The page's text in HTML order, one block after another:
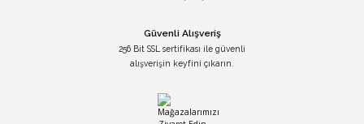
Güvenli Alışveriş
256 Bit SSL sertifikası ile güvenli
alışverişin keyfini çıkarın.